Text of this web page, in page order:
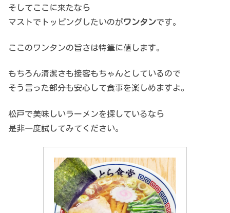
そしてここに来たなら
マストでトッピングしたいのがワンタンです。
ここのワンタンの旨さは特筆に値します。
もちろん清潔さも接客もちゃんとしているので
そう言った部分も安心して食事を楽しめますよ。
松戸で美味しいラーメンを探しているなら
是非一度試してみてください。